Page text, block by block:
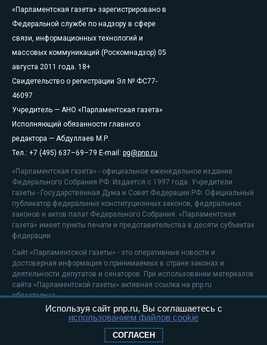
«Парламентская газета» зарегистрировано в
Федеральной службе по надзору в сфере
связи, информационных технологий и
массовых коммуникаций (Роскомнадзор) 05
августа 2011 года. 18+
Свидетельство о регистрации Эл № ФС77-
46097
Учредитель — АНО «Парламентская газета»
Исполняющий обязанности главного
редактора — Абдуллаев М.Р.
Тел.: +7 (495) 637–69–79 E-mail: pg@pnp.ru
«Парламентская газета» - официальное еженедельное издание
Федерального Собрания РФ. Издается с 1997 года. Учредители
газеты - Государственная Дума и Совет Федерации РФ. Официальный
публикатор федеральных конституционных законов, федеральных
законов и актов палат Федерального Собрания. «Парламентская
газета» имеет пункты печати и представительства в десяти субъектах
федерации.
Сайт «Парламентской газеты» - это оперативные новости и
достоверная информация о принимаемых в стране законах и
деятельности депутатов и сенаторов. При использовании материалов
сайта «Парламентской газеты» активная ссылка на pnp.ru
обязательна.
На информационном ресурсе применяютсярекомендательные
Положение о защите персональных данных
Используя сайт pnp.ru, Вы соглашаетесь с
использованием файлов cookie
СОГЛАСЕН